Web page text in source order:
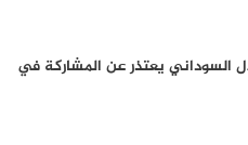
السوداني يعتذر عن المشاركة في